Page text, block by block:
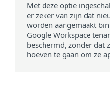
Met deze optie
er zeker van zijn dat
worden aangemaakt
Google Workspace
beschermd, zonder dat
hoeven te gaan om ze